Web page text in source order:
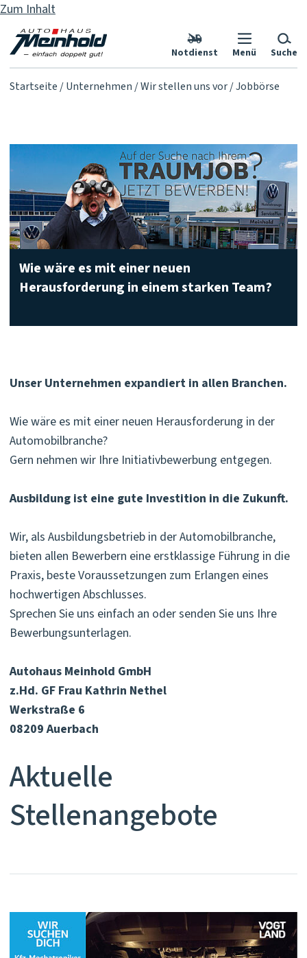
Zum Inhalt
Notdienst Menü Suche
Startseite Unternehmen Wir stellen uns vor Jobbörse
Wie wäre es mit einer neuen
Herausforderung in einem starken Team?
Unser Unternehmen expandiert in allen Branchen.
Wie wäre es mit einer neuen Herausforderung in der
Automobilbranche?
Gern nehmen wir Ihre Initiativbewerbung entgegen.
Ausbildung ist eine gute Investition in die Zukunft.
Wir, als Ausbildungsbetrieb in der Automobilbranche,
bieten allen Bewerbern eine erstklassige Führung in die
Praxis, beste Voraussetzungen zum Erlangen eines
hochwertigen Abschlusses.
Sprechen Sie uns einfach an oder senden Sie uns Ihre
Bewerbungsunterlagen.
Autohaus Meinhold GmbH
z.Hd. GF Frau Kathrin Nethel
Werkstraße 6
08209 Auerbach
Aktuelle
Stellenangebote